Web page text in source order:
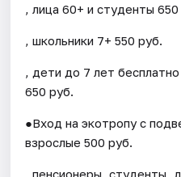
, лица 60+ и студенты 650
, школьники 7+ 550 руб.
, дети до 7 лет
650 руб.
●Вход на экотропу с
взрослые 500 руб.
, пенсионеры, студенты,